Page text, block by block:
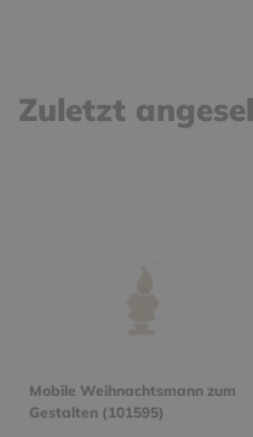
Zuletzt
Mobile Weihnachtsmann zum
Gestalten (101595)